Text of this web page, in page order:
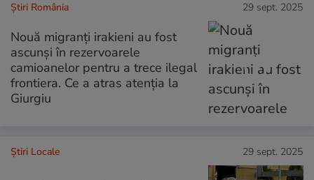
Știri România 29 sept. 2025
Nouă migranți irakieni au fost
ascunși în rezervoarele
camioanelor pentru a trece ilegal
frontiera. Ce a atras atenția la
Giurgiu
Știri Locale 29 sept. 2025